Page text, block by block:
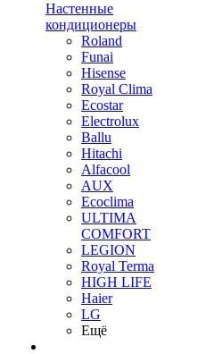
Настенные
кондиционеры
Roland
Funai
Hisense
Royal Clima
Ecostar
Electrolux
Ballu
Hitachi
Alfacool
AUX
Ecoclima
ULTIMA
COMFORT
LEGION
Royal Terma
HIGH LIFE
Haier
LG
Ещё